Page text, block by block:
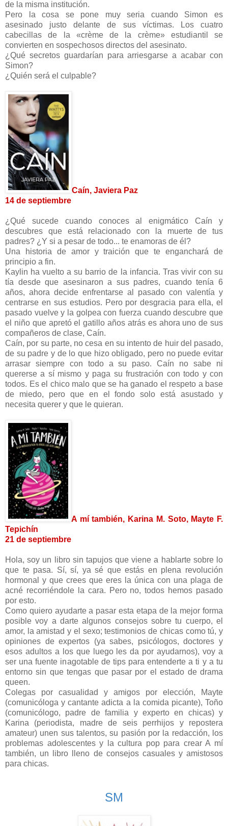
de la misma institución.
Pero la cosa se pone muy seria cuando Simon es
asesinado justo delante de sus víctimas. Los cuatro
cabecillas de la «crème de la crème» estudiantil se
convierten en sospechosos directos del asesinato.
¿Qué secretos guardarían para arriesgarse a acabar con
Simon?
¿Quién será el culpable?
Caín, Javiera Paz
14 de septiembre
¿Qué sucede cuando conoces al enigmático Caín y
descubres que está relacionado con la muerte de tus
padres? ¿Y si a pesar de todo... te enamoras de él?
Una historia de amor y traición que te enganchará de
principio a fin.
Kaylin ha vuelto a su barrio de la infancia. Tras vivir con su
tía desde que asesinaron a sus padres, cuando tenía 6
años, ahora decide enfrentarse al pasado con valentía y
centrarse en sus estudios. Pero por desgracia para ella, el
pasado vuelve y la golpea con fuerza cuando descubre que
el niño que apretó el gatillo años atrás es ahora uno de sus
compañeros de clase, Caín.
Caín, por su parte, no cesa en su intento de huir del pasado,
de su padre y de lo que hizo obligado, pero no puede evitar
arrasar siempre con todo a su paso. Caín no sabe ni
quererse a sí mismo y paga su frustración con todo y con
todos. Es el chico malo que se ha ganado el respeto a base
de miedo, pero que en el fondo solo está asustado y
necesita querer y que le quieran.
A mí también, Karina M. Soto, Mayte F.
Tepichín
21 de septiembre
Hola, soy un libro sin tapujos que viene a hablarte sobre lo
que te pasa. Sí, sí, ya sé que estás en plena revolución
hormonal y que crees que eres la única con una plaga de
acné recorriéndole la cara. Pero no, todos hemos pasado
por esto.
Como quiero ayudarte a pasar esta etapa de la mejor forma
posible voy a darte algunos consejos sobre tu cuerpo, el
amor, la amistad y el sexo; testimonios de chicas como tú, y
opiniones de expertos (ya sabes, psicólogos, doctores y
esos adultos a los que luego les da por ayudarnos), voy a
ser una fuente inagotable de tips para entenderte a ti y a tu
entorno sin que tengas que pasar por el estado de drama
queen.
Colegas por casualidad y amigos por elección, Mayte
(comunicóloga y cantante adicta a la comida picante), Toño
(comunicólogo, padre de familia y experto en chicas) y
Karina (periodista, madre de seis perrhijos y repostera
amateur) unen sus talentos, su pasión por la redacción, los
problemas adolescentes y la cultura pop para crear A mí
también, un libro lleno de consejos casuales y amistosos
para chicas.
SM